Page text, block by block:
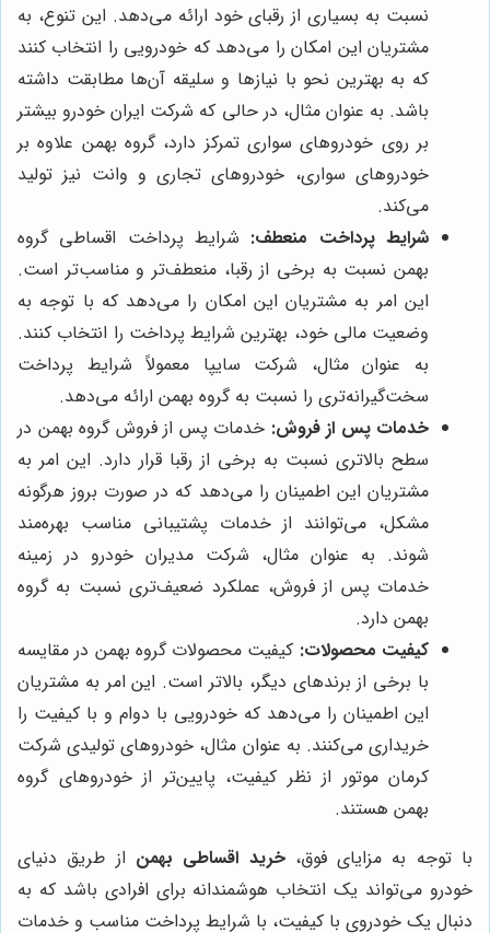
نسبت به بسیاری از رقبای خود ارائه می‌دهد. این تنوع، به
مشتریان این امکان را می‌دهد که خودرویی را انتخاب کنند
که به بهترین نحو با نیازها و سلیقه آن‌ها مطابقت داشته
باشد. به عنوان مثال، در حالی که شرکت ایران خودرو بیشتر
بر روی خودروهای سواری تمرکز دارد، گروه بهمن علاوه بر
خودروهای سواری، خودروهای تجاری و وانت نیز تولید
می‌کند.
شرایط پرداخت منعطف: شرایط پرداخت اقساطی گروه
بهمن نسبت به برخی از رقبا، منعطف‌تر و مناسب‌تر است.
این امر به مشتریان این امکان را می‌دهد که با توجه به
وضعیت مالی خود، بهترین شرایط پرداخت را انتخاب کنند.
به عنوان مثال، شرکت سایپا معمولاً شرایط پرداخت
سخت‌گیرانه‌تری را نسبت به گروه بهمن ارائه می‌دهد.
خدمات پس از فروش: خدمات پس از فروش گروه بهمن در
سطح بالاتری نسبت به برخی از رقبا قرار دارد. این امر به
مشتریان این اطمینان را می‌دهد که در صورت بروز هرگونه
مشکل، می‌توانند از خدمات پشتیبانی مناسب بهره‌مند
شوند. به عنوان مثال، شرکت مدیران خودرو در زمینه
خدمات پس از فروش، عملکرد ضعیف‌تری نسبت به گروه
بهمن دارد.
کیفیت محصولات: کیفیت محصولات گروه بهمن در مقایسه
با برخی از برندهای دیگر، بالاتر است. این امر به مشتریان
این اطمینان را می‌دهد که خودرویی با دوام و با کیفیت را
خریداری می‌کنند. به عنوان مثال، خودروهای تولیدی شرکت
کرمان موتور از نظر کیفیت، پایین‌تر از خودروهای گروه
بهمن هستند.
با توجه به مزایای فوق،خرید اقساطی بهمن از طریق دنیای
خودرو می‌تواند یک انتخاب هوشمندانه برای افرادی باشد که به
دنبال یک خودروی با کیفیت، با شرایط پرداخت مناسب و خدمات